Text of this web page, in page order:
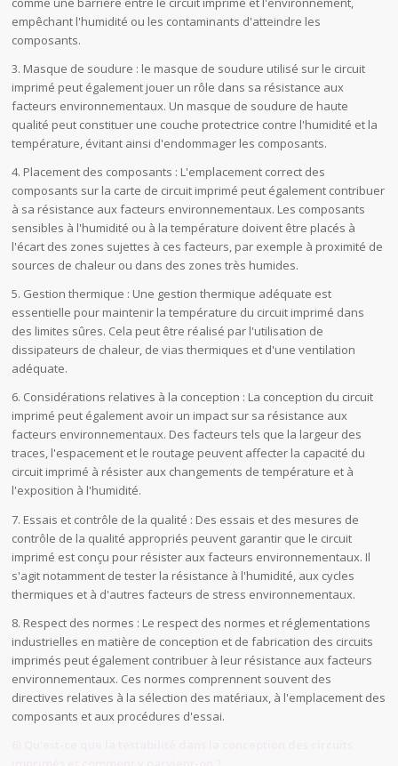
empêchant l'humidité ou les contaminants d'atteindre les
composants.
3. Masque de soudure : le masque de soudure utilisé sur le circuit
imprimé peut également jouer un rôle dans sa résistance aux
facteurs environnementaux. Un masque de soudure de haute
qualité peut constituer une couche protectrice contre l'humidité et la
température, évitant ainsi d'endommager les composants.
4. Placement des composants : L'emplacement correct des
composants sur la carte de circuit imprimé peut également contribuer
à sa résistance aux facteurs environnementaux. Les composants
sensibles à l'humidité ou à la température doivent être placés à
l'écart des zones sujettes à ces facteurs, par exemple à proximité de
sources de chaleur ou dans des zones très humides.
5. Gestion thermique : Une gestion thermique adéquate est
essentielle pour maintenir la température du circuit imprimé dans
des limites sûres. Cela peut être réalisé par l'utilisation de
dissipateurs de chaleur, de vias thermiques et d'une ventilation
adéquate.
6. Considérations relatives à la conception : La conception du circuit
imprimé peut également avoir un impact sur sa résistance aux
facteurs environnementaux. Des facteurs tels que la largeur des
traces, l'espacement et le routage peuvent affecter la capacité du
circuit imprimé à résister aux changements de température et à
l'exposition à l'humidité.
7. Essais et contrôle de la qualité : Des essais et des mesures de
contrôle de la qualité appropriés peuvent garantir que le circuit
imprimé est conçu pour résister aux facteurs environnementaux. Il
s'agit notamment de tester la résistance à l'humidité, aux cycles
thermiques et à d'autres facteurs de stress environnementaux.
8. Respect des normes : Le respect des normes et réglementations
industrielles en matière de conception et de fabrication des circuits
imprimés peut également contribuer à leur résistance aux facteurs
environnementaux. Ces normes comprennent souvent des
directives relatives à la sélection des matériaux, à l'emplacement des
composants et aux procédures d'essai.